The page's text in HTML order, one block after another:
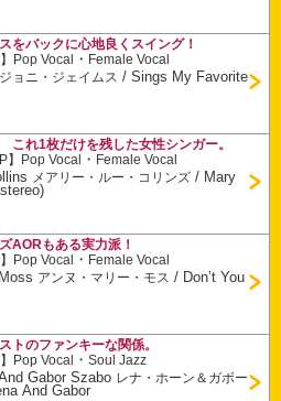
をバックに心地良くスイング！
Pop Vocal ・ Female Vocal
ジョニ・ジェイムス /Sings My Favorite
れ1枚だけを残した女性シンガー。
】 Pop Vocal ・ Female Vocal
メアリー・ルー・コリンズ / Mary
AORもある実力派！
Pop Vocal ・ Female Vocal
アンヌ・マリー・モス / Don’t You
トのファンキーな関係。
Pop Vocal ・Soul Jazz
Gabor Szabo レナ・ホーン＆ガボー
And Gabor